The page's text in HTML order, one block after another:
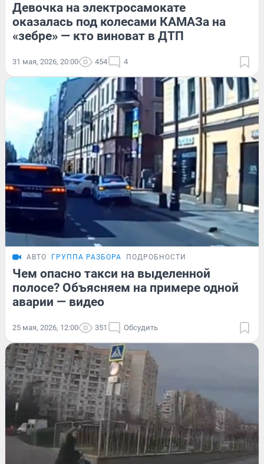
Девочка на электросамокате
оказалась под колесами КАМАЗа на
«зебре» — кто виноват в ДТП
31 мая, 2026, 20:00 454 4
АВТО ГРУППА РАЗБОРА ПОДРОБНОСТИ
Чем опасно такси на выделенной
полосе? Объясняем на примере одной
аварии — видео
25 мая, 2026, 12:00 351 Обсудить